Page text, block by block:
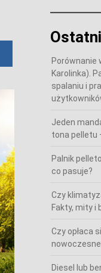
Porównanie
Karolinka).
spalaniu i
Jeden
tona pelletu
Palnik
co pasuje?
Czy
Fakty, mity i
Czy opłaca
nowoczesne
Diesel lub